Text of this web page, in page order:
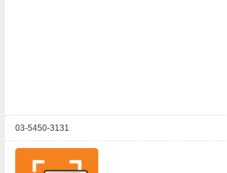
03-5450-3131